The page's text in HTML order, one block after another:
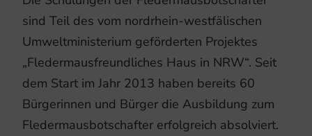
sind Teil des vom nordrhein-westfälischen
Umweltministerium geförderten Projektes
„Fledermausfreundliches Haus in NRW“. Seit
dem Start im Jahr 2013 haben bereits 60
Bürgerinnen und Bürger die Ausbildung zum
Fledermausbotschafter erfolgreich absolviert.